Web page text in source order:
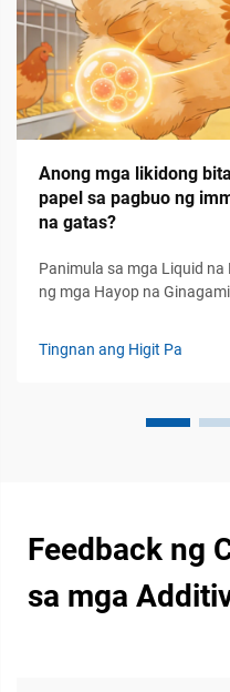
Anong mga likidong
papel sa pagbuo ng
na gatas?
Panimula sa mga Liquid
ng mga Hayop na
labanan ang mga sakit, na
Tingnan ang Higit Pa
Feedback ng
sa mga